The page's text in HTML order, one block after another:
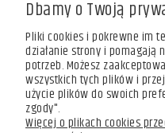
Dbamy o Twoją
Pliki cookies i pokrewne im
działanie strony i pomagają
potrzeb. Możesz
wszystkich tych plików i
użycie plików do swoich
zgody".
Więcej o plikach cookies